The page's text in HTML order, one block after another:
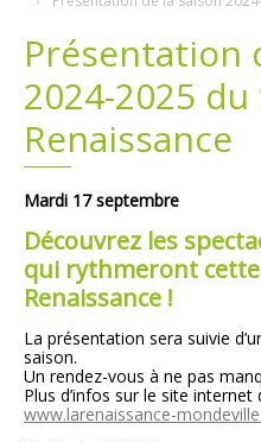
Présentation
2024-2025
Renaissance
Mardi 17 septembre
Découvrez les
qui rythmeront
Renaissance !
La présentation sera suivie
saison.
Un rendez-vous à ne pas
Plus d’infos sur le site internet
www.larenaissance-
Plans
Demandes légales
Emploi
Grands projets